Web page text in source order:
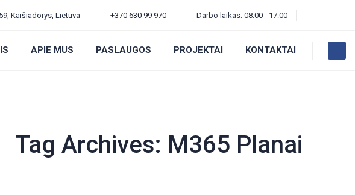
Kaišiadorys, Lietuva +370 630 99 970 Darbo laikas: 08:00 - 17:00
APIE MUS PASLAUGOS PROJEKTAI KONTAKTAI
Tag Archives: M365 Planai